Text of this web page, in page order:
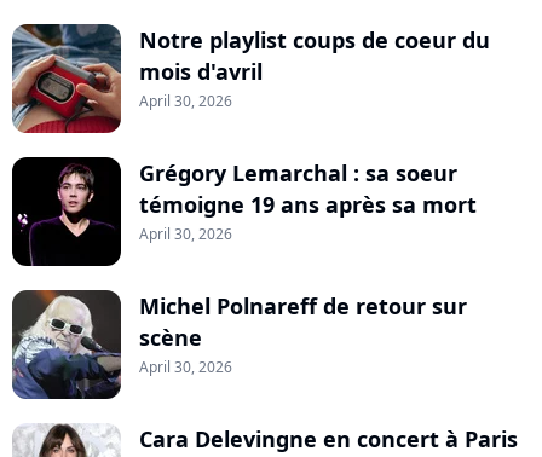
Notre playlist coups de coeur du
mois d'avril
April 30, 2026
Grégory Lemarchal : sa soeur
témoigne 19 ans après sa mort
April 30, 2026
Michel Polnareff de retour sur
scène
April 30, 2026
Cara Delevingne en concert à Paris